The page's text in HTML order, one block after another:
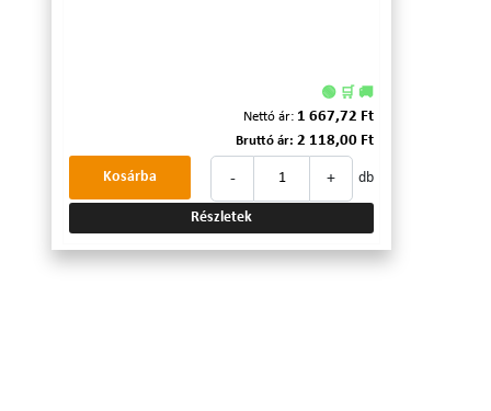
🟢 🛒 🚚
Nettó ár: 1 667,72 Ft
Bruttó ár: 2 118,00 Ft
- + db
Kosárba
Részletek